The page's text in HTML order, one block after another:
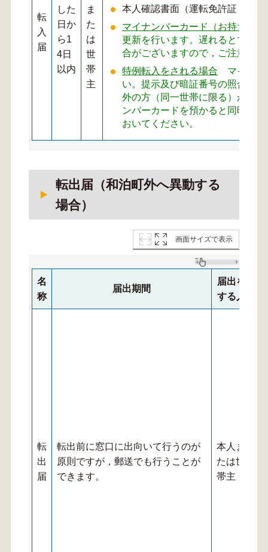
転
入
届
した
日か
ら1
4日
以内
ま
た
は
世
帯
主
本人確認書面（運転免許証，マ
マイナンバーカード（お持ちの方
更新を行います。遅れるとマイ
合がございますので，ご注意くだ
特例転入をされる場合 マイナン
い。提示及び暗証番号の照合が
外の方（同一世帯に限る）が転
ンバーカードを預かると同時に
おいてください。
転出届（和泊町外へ異動する
場合）
画面サイズで表示
名
称
届出期間
届出を
する人
転
出
届
転出前に窓口に出向いて行うのが
原則ですが，郵送でも行うことが
できます。
本人ま
たは世
帯主